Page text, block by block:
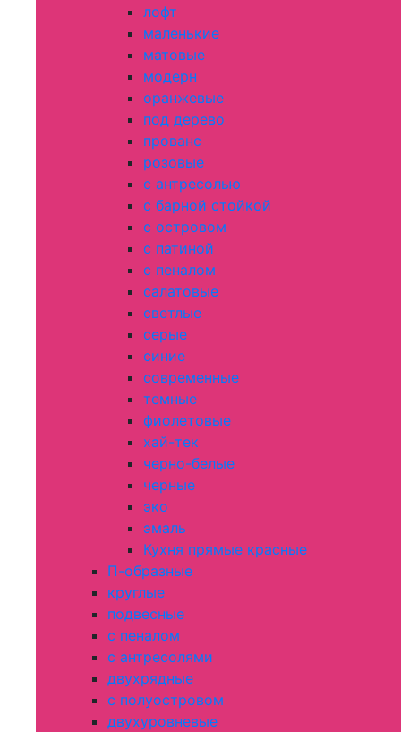
лофт
маленькие
матовые
модерн
оранжевые
под дерево
прованс
розовые
с антресолью
с барной стойкой
с островом
с патиной
с пеналом
салатовые
светлые
серые
синие
современные
темные
фиолетовые
хай-тек
черно-белые
черные
эко
эмаль
Кухня прямые красные
П-образные
круглые
подвесные
с пеналом
с антресолями
двухрядные
с полуостровом
двухуровневые